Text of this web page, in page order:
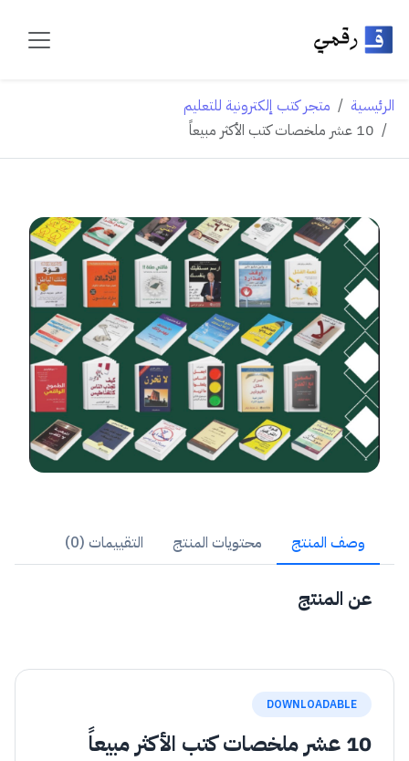
الرئيسية
متجر كتب إلكترونية للتعليم
10 عشر ملخصات كتب الأكثر مبيعاً
وصف المنتج محتويات المنتج التقييمات (0)
عن المنتج
DOWNLOADABLE
10 عشر ملخصات كتب الأكثر مبيعاً